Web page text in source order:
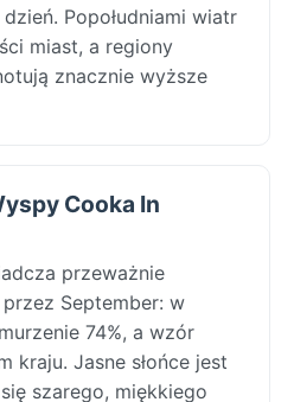
Popołudniami wiatr
miast, a regiony
znacznie wyższe
Cooka In
przeważnie
September: w
74%, a wzór
kraju. Jasne słońce jest
szarego, miękkiego